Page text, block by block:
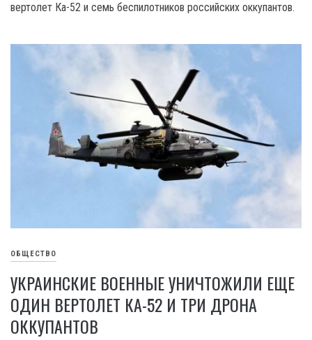
вертолет Ка-52 и семь беспилотников российских оккупантов.
ОБЩЕСТВО
УКРАИНСКИЕ ВОЕННЫЕ УНИЧТОЖИЛИ ЕЩЕ
ОДИН ВЕРТОЛЕТ КА-52 И ТРИ ДРОНА
ОККУПАНТОВ